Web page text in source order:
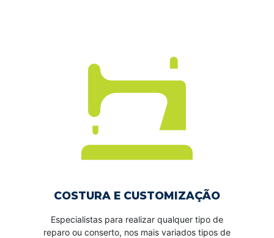
COSTURA E CUSTOMIZAÇÃO
Especialistas para realizar qualquer tipo de
reparo ou conserto, nos mais variados tipos de